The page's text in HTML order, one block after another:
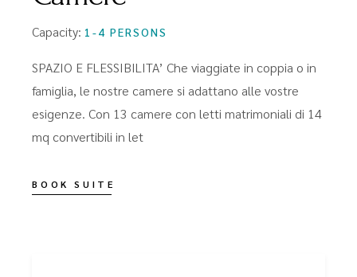
Capacity: 1-4 PERSONS
SPAZIO E FLESSIBILITA’ Che viaggiate in coppia o in
famiglia, le nostre camere si adattano alle vostre
esigenze. Con 13 camere con letti matrimoniali di 14
mq convertibili in let
BOOK SUITE